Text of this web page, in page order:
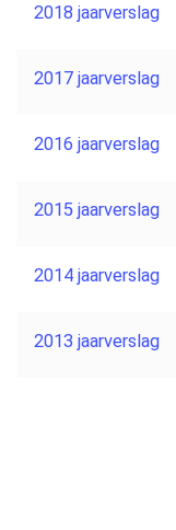
2018 jaarverslag
2017 jaarverslag
2016 jaarverslag
2015 jaarverslag
2014 jaarverslag
2013 jaarverslag